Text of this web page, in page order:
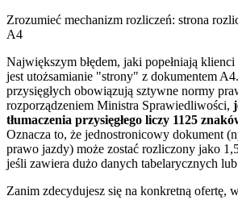
Zrozumieć mechanizm rozliczeń: strona
A4
Największym błędem, jaki popełniają klienci
jest utożsamianie "strony" z dokumentem
przysięgłych obowiązują sztywne normy
rozporządzeniem Ministra Sprawiedliwości,
tłumaczenia przysięgłego liczy 1125
Oznacza to, że jednostronicowy dokument
prawo jazdy) może zostać rozliczony jako
jeśli zawiera dużo danych tabelarycznych
Zanim zdecydujesz się na konkretną ofertę,